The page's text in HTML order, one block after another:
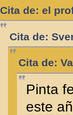
Cita de: el
Cita de:
Cita de:
Pinta
este